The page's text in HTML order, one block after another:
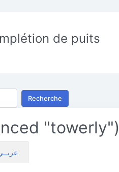
de puits
Recherche
"towerly")